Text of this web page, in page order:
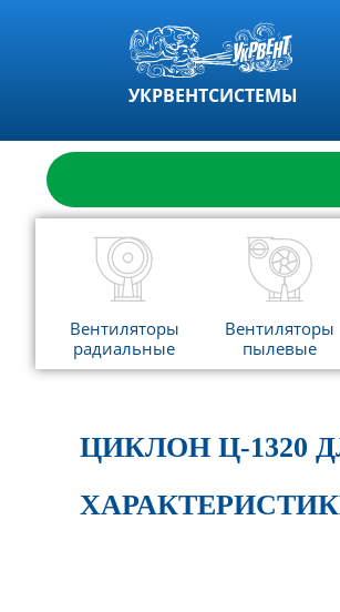
УКРВЕНТСИСТЕМЫ
Вентиляторы
радиальные
Вентиляторы
пылевые
ЦИКЛОН Ц-1320